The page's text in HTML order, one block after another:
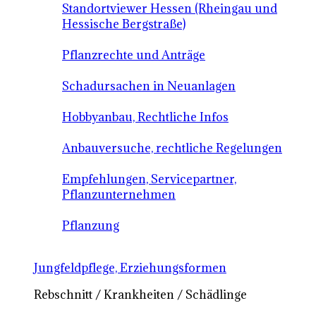
Standortviewer Hessen (Rheingau und
Hessische Bergstraße)
Pflanzrechte und Anträge
Schadursachen in Neuanlagen
Hobbyanbau, Rechtliche Infos
Anbauversuche, rechtliche Regelungen
Empfehlungen, Servicepartner,
Pflanzunternehmen
Pflanzung
Jungfeldpflege, Erziehungsformen
Rebschnitt / Krankheiten / Schädlinge